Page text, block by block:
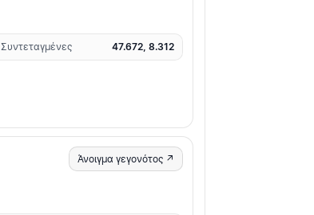
Συντεταγμένες 47.672, 8.312
Άνοιγμα γεγονότος ↗